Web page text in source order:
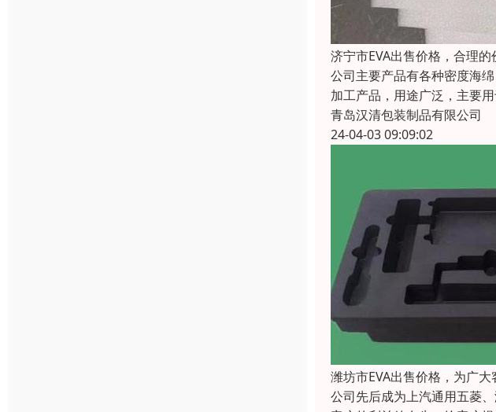
济宁市EVA出售价格，合理
公司主要产品有各种密度海
加工产品，用途广泛，主要
青岛汉清包装制品有限公司
24-04-03 09:09:02
潍坊市EVA出售价格，为广
公司先后成为上汽通用五菱